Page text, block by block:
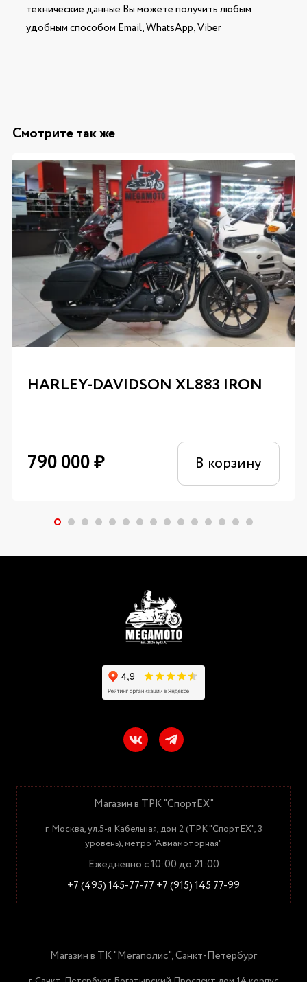
технические данные Вы можете получить любым
удобным способом Email, WhatsApp, Viber
Смотрите так же
HARLEY-DAVIDSON XL883 IRON
790 000₽ В корзину
Магазин в ТРК "СпортЕХ"
г. Москва, ул.5-я Кабельная, дом 2 (ТРК "СпортЕХ", 3
уровень), метро "Авиамоторная"
Ежедневно с 10:00 до 21:00
+7 (495) 145-77-77 +7 (915) 145 77-99
Магазин в ТК "Мегаполис", Санкт-Петербург